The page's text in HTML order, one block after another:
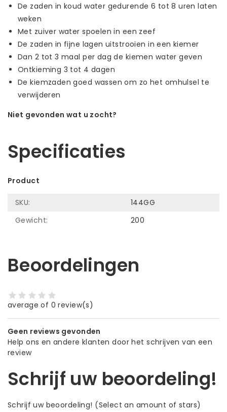
De zaden in koud water gedurende 6 tot 8 uren laten
weken
Met zuiver water spoelen in een zeef
De zaden in fijne lagen uitstrooien in een kiemer
Dan 2 tot 3 maal per dag de kiemen water geven
Ontkieming 3 tot 4 dagen
De kiemzaden goed wassen om zo het omhulsel te
verwijderen
Niet gevonden wat u zocht?
Specificaties
Product
SKU:
144GG
Gewicht:
200
Beoordelingen
average of 0 review(s)
Geen reviews gevonden
Help ons en andere klanten door het schrijven van een
review
Schrijf uw beoordeling!
Schrijf uw beoordeling! (Select an amount of stars)